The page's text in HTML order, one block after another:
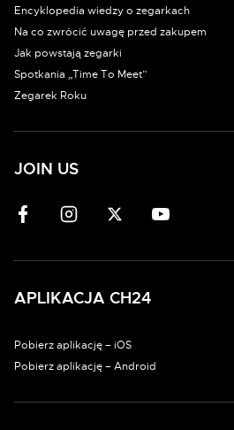
Encyklopedia wiedzy o zegarkach
Na co zwrócić uwagę przed zakupem
Jak powstają zegarki
Spotkania „Time To Meet”
Zegarek Roku
JOIN US
APLIKACJA CH24
Pobierz aplikację – iOS
Pobierz aplikację – Android